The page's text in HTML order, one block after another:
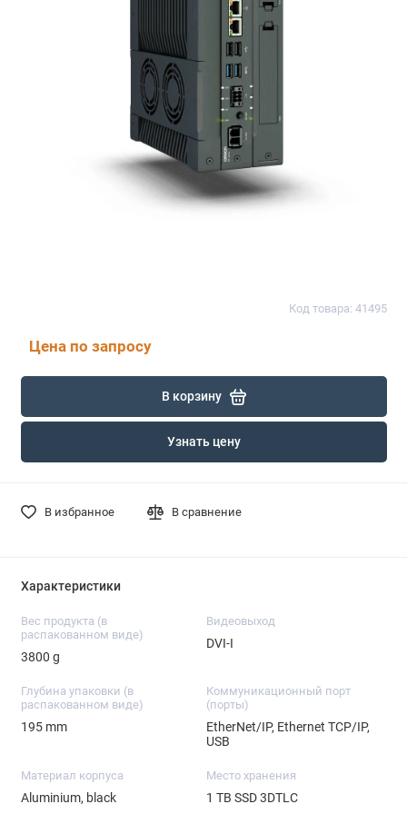
Код товара: 41495
Цена по запросу
В корзину
Узнать цену
В избранное В сравнение
Характеристики
Вес продукта (в
распакованном виде)
3800 g
Видеовыход
DVI-I
Глубина упаковки (в
распакованном виде)
195 mm
Коммуникационный порт
(порты)
EtherNet/IP, Ethernet TCP/IP,
USB
Материал корпуса
Aluminium, black
Место хранения
1 TB SSD 3DTLC